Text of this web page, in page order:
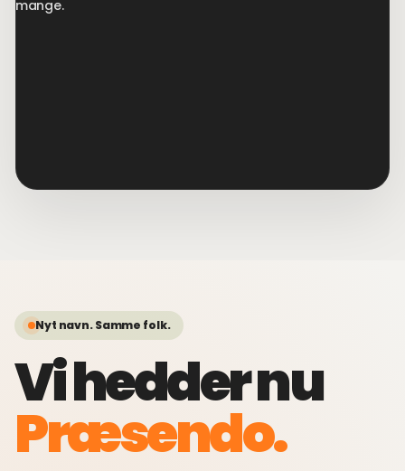
mange.
Nyt navn. Samme folk.
Vi hedder nu
Præsendo.